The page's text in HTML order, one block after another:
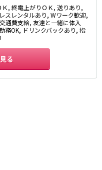
, 終電上がりＯＫ, 送りあり,
スレンタルあり, Wワーク歓迎,
通費支給, 友達と一緒に体入
務OK, ドリンクバックあり, 指
る
駅